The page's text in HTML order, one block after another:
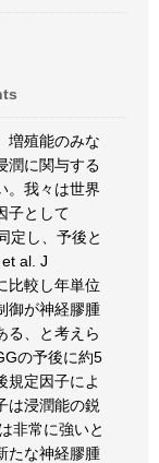
増殖能のみな
潤に関与する
。我々は世界
子として
定し、予後と
al. J
比較し年単位
御が神経膠腫
る、と考えら
の予後に約5
規定因子によ
は浸潤能の鋭
非常に強いと
たな神経膠腫